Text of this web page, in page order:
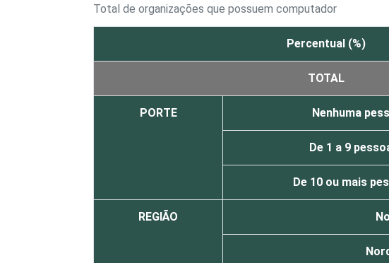
Total de organizações que possuem computador
Percentual (%)
TOTAL
PORTE Nenhuma
De 1 a 9
De 10 ou mais
REGIÃO